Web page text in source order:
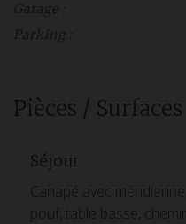
Garage :
Parking :
Pièces / Surfaces
Séjour
Canapé avec
pouf, table basse,